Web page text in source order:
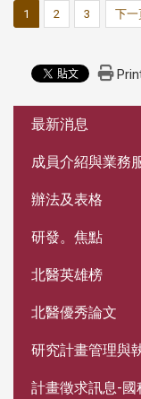
1 2 3 下一
最新消息
成員介紹與業務
辦法及表格
研發。焦點
北醫英雄榜
北醫優秀論文
研究計畫管理與
計畫徵求訊息-國